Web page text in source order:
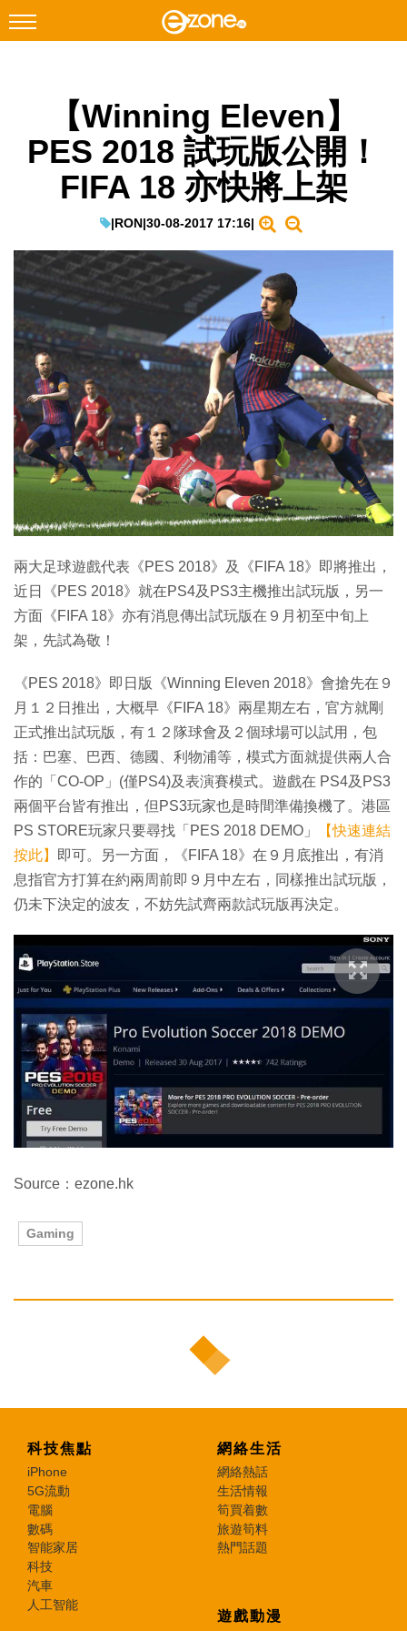
Facebook Instagram
科技焦點
網絡生活
教學評測
EduTech
IT Times
生成式AI與雲端應用
Enterprise Digital Transformation
特集
【Winning Eleven】
PES 2018 試玩版公開！
FIFA 18 亦快將上架
|RON|30-08-2017 17:16|
兩大足球遊戲代表《PES 2018》及《FIFA 18》即將推出，
近日《PES 2018》就在PS4及PS3主機推出試玩版，另一
方面《FIFA 18》亦有消息傳出試玩版在９月初至中旬上
架，先試為敬！
《PES 2018》即日版《Winning Eleven 2018》會搶先在９
月１２日推出，大概早《FIFA 18》兩星期左右，官方就剛
正式推出試玩版，有１２隊球會及２個球場可以試用，包
括：巴塞、巴西、德國、利物浦等，模式方面就提供兩人合
作的「CO-OP」(僅PS4)及表演賽模式。遊戲在 PS4及PS3
兩個平台皆有推出，但PS3玩家也是時間準備換機了。港區
PS STORE玩家只要尋找「PES 2018 DEMO」
【快速連結
按此】
即可。另一方面，《FIFA 18》在９月底推出，有消
息指官方打算在約兩周前即９月中左右，同樣推出試玩版，
仍未下決定的波友，不妨先試齊兩款試玩版再決定。
Source：ezone.hk
Gaming
科技焦點
iPhone
5G流動
電腦
數碼
智能家居
科技
汽車
人工智能
網絡生活
網絡熱話
生活情報
筍買着數
旅遊筍料
熱門話題
遊戲動漫